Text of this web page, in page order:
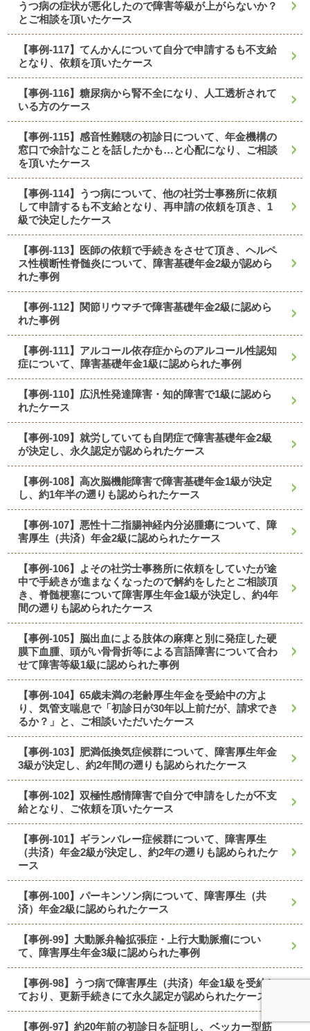
うつ病の症状が悪化したので障害等級が上がらないか？
とご相談を頂いたケース
【事例-117】てんかんについて自分で申請するも不支給
となり、依頼を頂いたケース
【事例-116】糖尿病から腎不全になり、人工透析されて
いる方のケース
【事例-115】感音性難聴の初診日について、年金機構の
窓口で余計なことを話したかも…と心配になり、ご相談
を頂いたケース
【事例-114】うつ病について、他の社労士事務所に依頼
して申請するも不支給となり、再申請の依頼を頂き、1
級で決定したケース
【事例-113】医師の依頼で手続きをさせて頂き、ヘルペ
ス性横断性脊髄炎について、障害基礎年金2級が認めら
れた事例
【事例-112】関節リウマチで障害基礎年金2級に認めら
れた事例
【事例-111】アルコール依存症からのアルコール性認知
症について、障害基礎年金1級に認められた事例
【事例-110】広汎性発達障害・知的障害で1級に認めら
れたケース
【事例-109】就労していても自閉症で障害基礎年金2級
が決定し、永久認定が認められたケース
【事例-108】高次脳機能障害で障害基礎年金1級が決定
し、約1年半の遡りも認められたケース
【事例-107】悪性十二指腸神経内分泌腫瘍について、障
害厚生（共済）年金2級に認められたケース
【事例-106】よその社労士事務所に依頼をしていたが途
中で手続きが進まなくなったので解約をしたとご相談頂
き、脊髄梗塞について障害厚生年金1級が決定し、約4年
間の遡りも認められたケース
【事例-105】脳出血による肢体の麻痺と別に発症した硬
膜下血腫、頭がい骨骨折等による言語障害について合わ
せて障害等級1級に認められた事例
【事例-104】65歳未満の老齢厚生年金を受給中の方よ
り、気管支喘息で「初診日が30年以上前だが、請求でき
るか？」と、ご相談いただいたケース
【事例-103】肥満低換気症候群について、障害厚生年金
3級が決定し、約2年間の遡りも認められたケース
【事例-102】双極性感情障害で自分で申請をしたが不支
給となり、ご依頼を頂いたケース
【事例-101】ギランバレー症候群について、障害厚生
（共済）年金2級が決定し、約2年の遡りも認められたケ
ース
【事例-100】パーキンソン病について、障害厚生（共
済）年金2級に認められたケース
【事例-99】大動脈弁輪拡張症・上行大動脈瘤につい
て、障害厚生年金3級に認められた事例
【事例-98】うつ病で障害厚生（共済）年金1級を受給し
ており、更新手続きにて永久認定が認められたケース
【事例-97】約20年前の初診日を証明し、ベッカー型筋